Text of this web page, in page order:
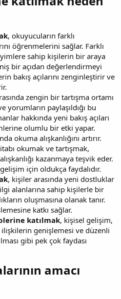
, okuyucuların farklı
öğrenmelerini sağlar. Farklı
sahip kişilerin bir araya
bir açıdan değerlendirmeyi
bakış açılarını zenginleştirir ve
zengin bir tartışma ortamı
yorumların paylaşıldığı bu
hakkında yeni bakış açıları
olumlu bir etki yapar.
okuma alışkanlığını artırır.
okumak ve tartışmak,
kazanmaya teşvik eder.
için oldukça faydalıdır.
, kişiler arasında yeni dostluklar
alanlarına sahip kişilerle bir
oluşmasına olanak tanır.
katkı sağlar.
katılmak, kişisel gelişim,
genişlemesi ve düzenli
gibi pek çok faydası
amacı